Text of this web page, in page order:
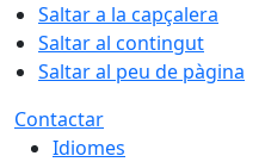
Saltar a la capçalera
Saltar al contingut
Saltar al peu de pàgina
Contactar
Idiomes